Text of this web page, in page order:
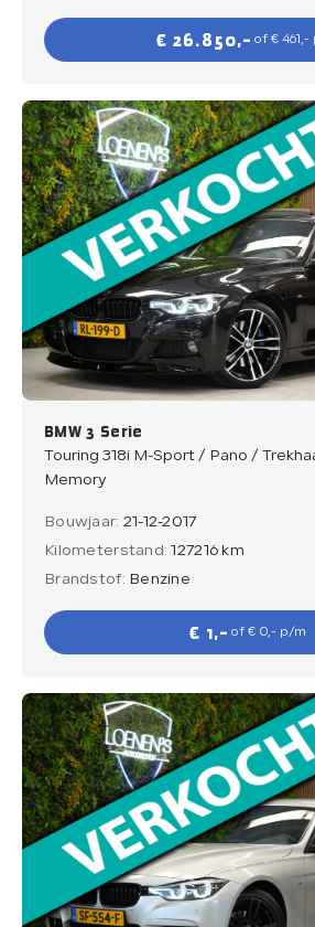
€ 26.850,- of € 461,-
BMW 3 Serie
Touring 318i M-Sport / Pano /
Memory
Bouwjaar: 21-12-2017
Kilometerstand:127216 km
Brandstof: Benzine
€ 1,- of € 0,- p/m